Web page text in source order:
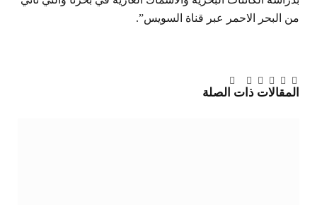
من البحر الاحمر عبر قناة السويس”.
فيسبوك
تويتربينتيريست
لينكدإن
Tumblr
تيلقرام
البريد
الإلكتروني
المقالات ذات الصلة